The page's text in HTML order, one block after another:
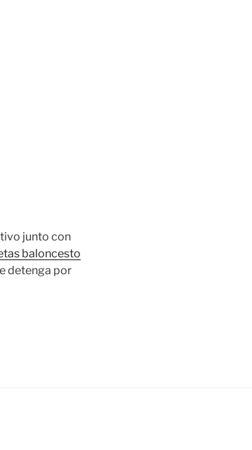
junto con
baloncesto
detenga por